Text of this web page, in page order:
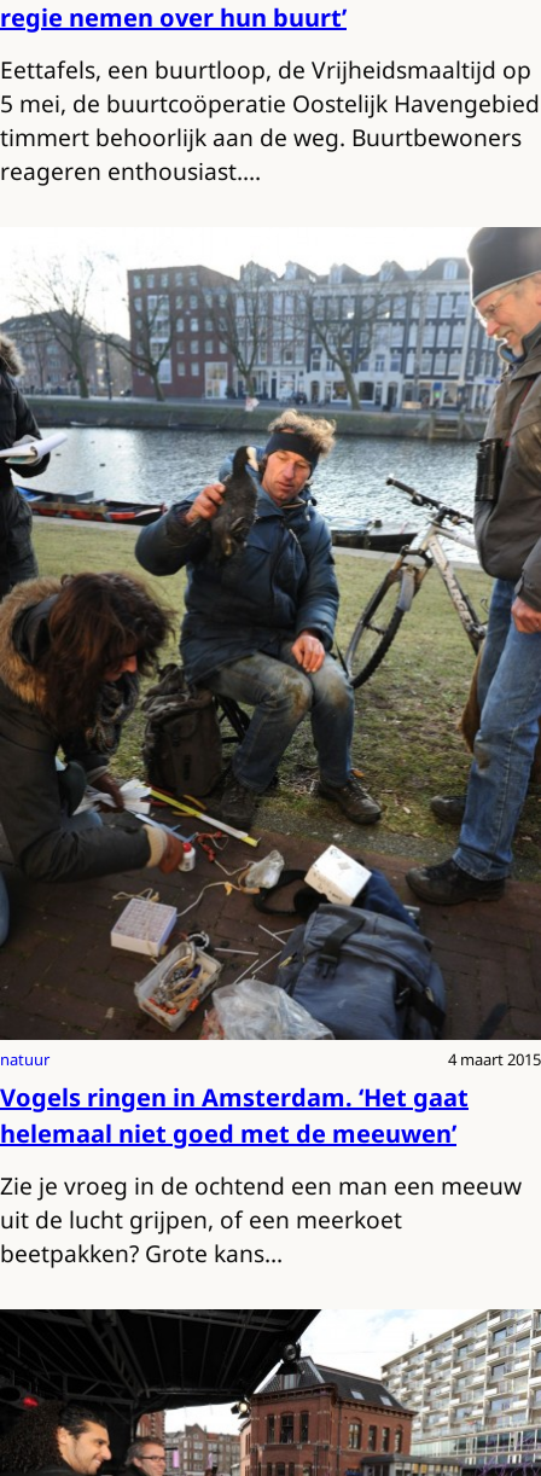
regie nemen over hun buurt’
Eettafels, een buurtloop, de Vrijheidsmaaltijd op
5 mei, de buurtcoöperatie Oostelijk Havengebied
timmert behoorlijk aan de weg. Buurtbewoners
reageren enthousiast.…
natuur 4 maart 2015
Vogels ringen in Amsterdam. ‘Het gaat
helemaal niet goed met de meeuwen’
Zie je vroeg in de ochtend een man een meeuw
uit de lucht grijpen, of een meerkoet
beetpakken? Grote kans…